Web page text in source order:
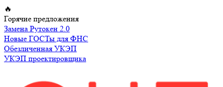
Перейти
к
содержимому
🔥
Горячие предложения
Замена Рутокен 2.0
Новые ГОСТы для ФНС
Обезличенная УКЭП
УКЭП проектировщика